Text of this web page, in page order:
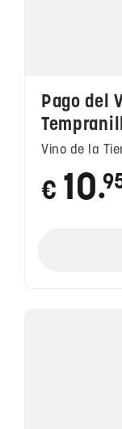
Pago del
Vino de la
€ 10 ●